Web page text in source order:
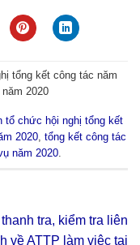
tổng kết công tác năm
2020
tổ chức hội nghị tổng kết
2020, tổng kết công tác
năm 2020.
tra, kiểm tra liên
về ATTP làm việc tại